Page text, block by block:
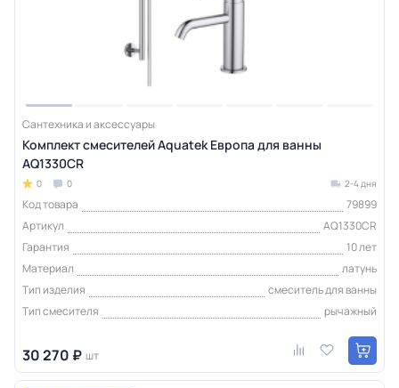
Сантехника и аксессуары
Комплект смесителей Aquatek Европа для ванны
AQ1330CR
0 0 2-4 дня
Код товара
79899
Артикул
AQ1330CR
Гарантия
10 лет
Материал
латунь
Тип изделия
смеситель для ванны
Тип смесителя
рычажный
30 270 ₽ шт